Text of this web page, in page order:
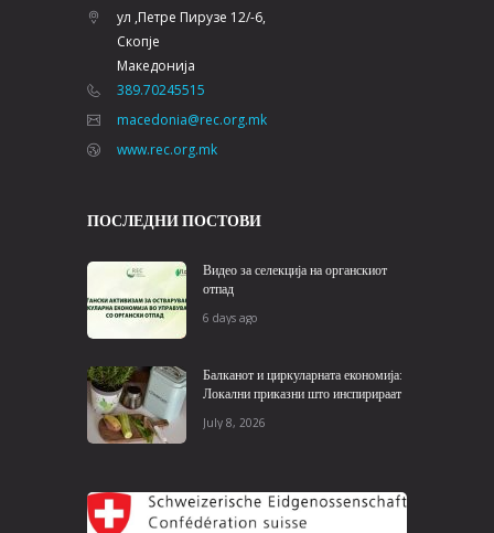
ул ,Петре Пирузе 12/-6,
Скопје
Македонија
389.70245515
macedonia@rec.org.mk
www.rec.org.mk
ПОСЛЕДНИ ПОСТОВИ
Видео за селекција на органскиот
отпад
6 days ago
Балканот и циркуларната економија:
Локални приказни што инспирираат
July 8, 2026